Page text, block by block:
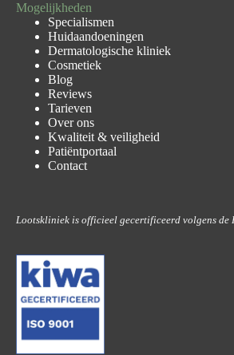
Mogelijkheden
Specialismen
Huidaandoeningen
Dermatologische kliniek
Cosmetiek
Blog
Reviews
Tarieven
Over ons
Kwaliteit & veiligheid
Patiëntportaal
Contact
Lootskliniek is officieel gecertificeerd volgens de